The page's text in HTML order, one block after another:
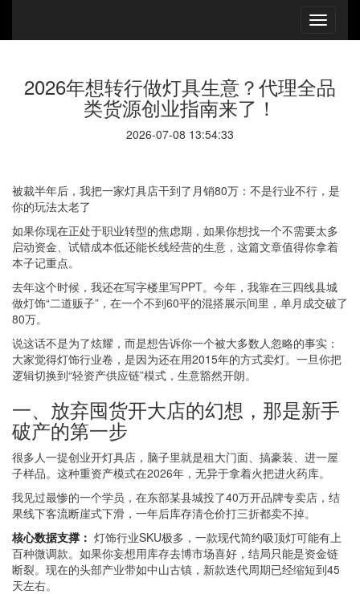
2026年想转行做灯具生意？代理全品
类货源创业指南来了！
2026-07-08 13:54:33
被裁半年后，我把一家灯具店干到了月销80万：不是行业不行，是
你的玩法太老了
如果你现在正处于职业转型的焦虑期，如果你想找一个不需要太多
启动资金、试错成本低还能长线经营的生意，这篇文章值得你拿着
本子记重点。
去年这个时候，我还在写字楼里写PPT。今年，我靠在三四线县城
做灯饰“二道贩子”，在一个不到60平的混搭展示间里，单月成交破了
80万。
说这话不是为了炫耀，而是想告诉你一个被大多数人忽略的事实：
大家觉得灯饰行业卷，是因为还在用2015年的方式卖灯。一旦你把
逻辑切换到“轻资产供应链”模式，生意豁然开朗。
一、放弃囤货开大店的幻想，那是新手
破产的第一步
很多人一提创业开灯具店，脑子里就是租大门面、搞豪装、进一屋
子样品。这种重资产模式在2026年，无异于拿着火把进火药库。
我见过最惨的一个学员，在东部某县城投了40万开品牌专卖店，结
果线下客流断崖式下滑，一年后库存清仓价打三折都卖不掉。
核心数据支撑： 灯饰行业SKU极多，一款现代简约吸顶灯可能有上
百种微调款。如果你妄想用库存去博市场喜好，结局只能是资金链
断裂。现在的头部产业带如中山古镇，新款迭代周期已经缩短到45
天左右。